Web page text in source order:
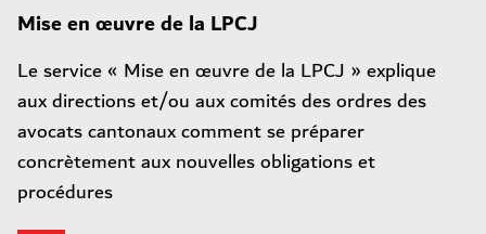
Mise en œuvre de la LPCJ
Le service « Mise en œuvre de la LPCJ » explique
aux directions et/ou aux comités des ordres des
avocats cantonaux comment se préparer
concrètement aux nouvelles obligations et
procédures